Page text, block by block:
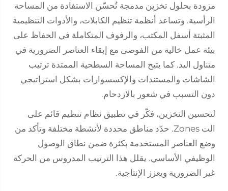
مزودة بحلول تخزين مدمجة تُحسّن الاستفادة من المساحة
الرأسية. وتساعد أنظمة تنظيم الكابلات، والأدوات التنظيمية
المثبتة أسفل المكتب، والرفوف المتكاملة في الحفاظ على
بيئة عمل خالية من الفوضى مع إبقاء العناصر الضرورية في
متناول اليد. كما يتيح المساحة السطحية الممتدة ترتيب
الشاشات والمستندات والإكسسوارات بشكل استراتيجي
دون التسبب في شعور بالازدحام.
لتحسين التخزين، فكّر في تطبيق نظام تنظيم قائم على
الت Zones. حدّد مناطق محددة لأنشطة مختلفة وتأكد من
وضع العناصر المستخدمة بكثرة ضمن نطاق الوصول
الوظيفي الأساسي. يقلل هذا الترتيب المدروس من الحركة
غير الضرورية ويعزز الإنتاجية.